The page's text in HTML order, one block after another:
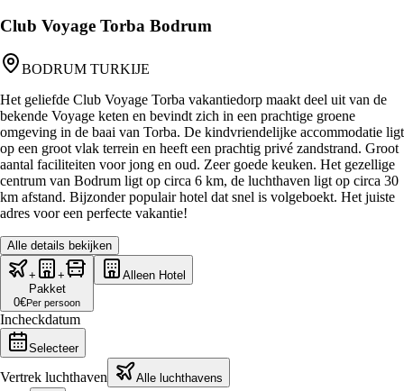
Club Voyage Torba Bodrum
BODRUM TURKIJE
Het geliefde Club Voyage Torba vakantiedorp maakt deel uit van de
bekende Voyage keten en bevindt zich in een prachtige groene
omgeving in de baai van Torba. De kindvriendelijke accommodatie ligt
op een groot vlak terrein en heeft een prachtig privé zandstrand. Groot
aantal faciliteiten voor jong en oud. Zeer goede keuken. Het gezellige
centrum van Bodrum ligt op circa 6 km, de luchthaven ligt op circa 30
km afstand. Bijzonder populair hotel dat snel is volgeboekt. Het juiste
adres voor een perfecte vakantie!
Alle details bekijken
+
+
Pakket
0€Per persoon
Alleen Hotel
Incheckdatum
Selecteer
Vertrek luchthaven Alle luchthavens